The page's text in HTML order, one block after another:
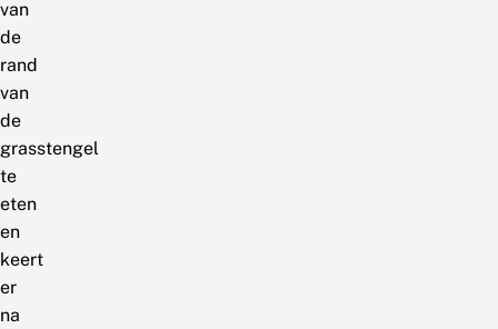
van
de
rand
van
de
grasstengel
te
eten
en
keert
er
na